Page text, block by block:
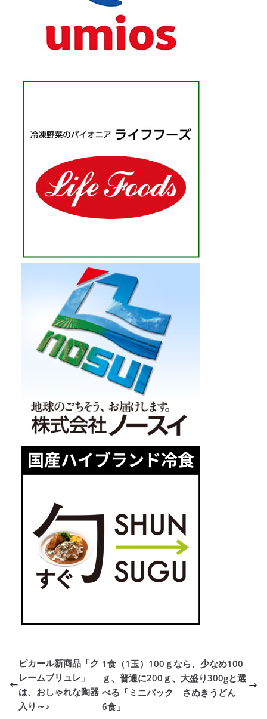
ピカール新商品「ク
レームブリュレ」
は、おしゃれな陶器
入り～♪
1食（1玉）100ｇなら、少なめ100
ｇ、普通に200ｇ、大盛り300gと選
べる「ミニパック さぬきうどん
6食」